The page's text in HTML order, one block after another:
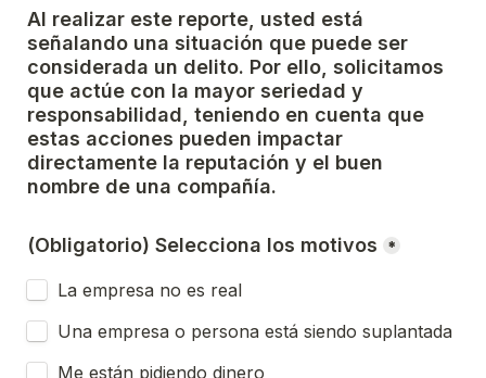
Al realizar este reporte, usted está
señalando una situación que puede ser
considerada un delito. Por ello, solicitamos
que actúe con la mayor seriedad y
responsabilidad, teniendo en cuenta que
estas acciones pueden impactar
directamente la reputación y el buen
nombre de una compañía.
(Obligatorio) Selecciona los motivos *
La empresa no es real
Una empresa o persona está siendo suplantada
Me están pidiendo dinero